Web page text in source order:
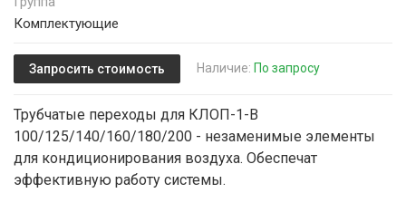
Комплектующие
Запросить стоимость Наличие: По запросу
Трубчатые переходы для КЛОП-1-В
100/125/140/160/180/200 - незаменимые элементы
для кондиционирования воздуха. Обеспечат
эффективную работу системы.